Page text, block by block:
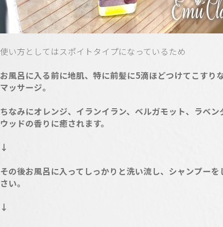
使い方としてはスポイトタイプになっているため
お風呂に入る前に地肌、特に前髪に5滴ほどつけてこすり
マッサージ。
ちなみにオレンジ、イランイラン、ベルガモット、ラベン
ウッドの香りに癒されます。
↓
その後お風呂に入ってしっかりと洗い流し、シャンプーを
さい。
↓